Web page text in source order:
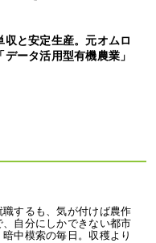
と安定生産。元オムロ
ータ活用型有機農業」
するも、気が付けば農作
自分にしかできない都市
中模索の毎日。収穫より